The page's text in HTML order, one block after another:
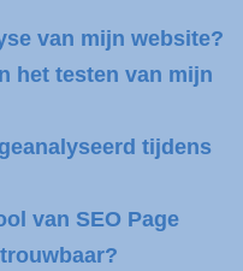
van mijn website?
het testen van mijn
tijdens
van SEO Page